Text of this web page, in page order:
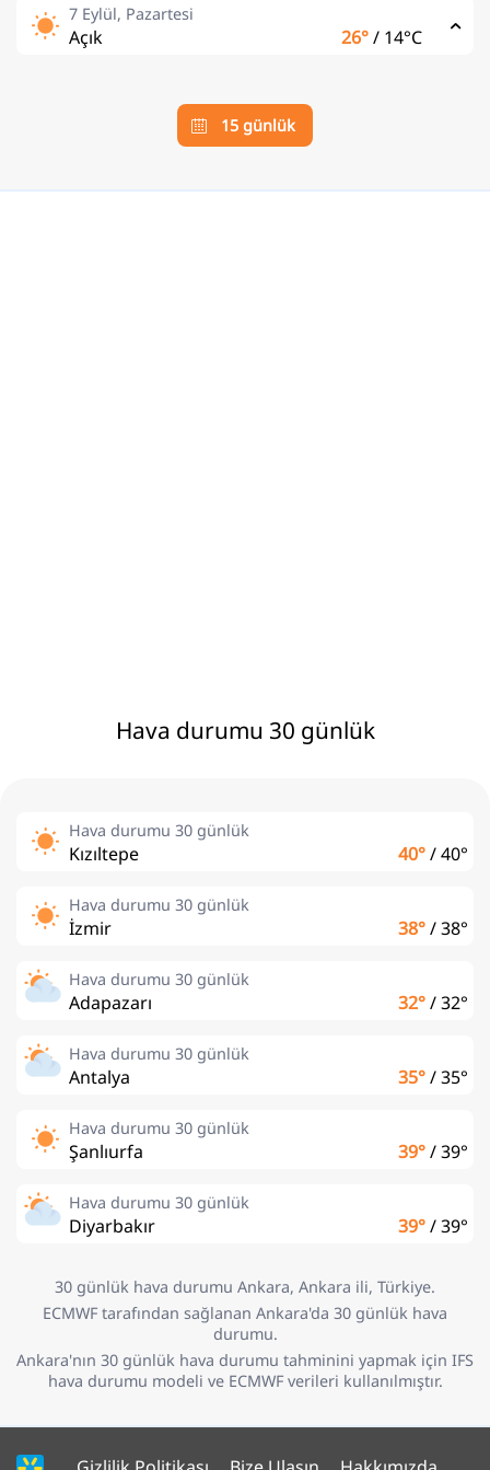
7 Eylül, Pazartesi
Açık 26°/ 14°C
15 günlük
Hava durumu 30 günlük
Hava durumu 30 günlük
Kızıltepe 40°/40°
Hava durumu 30 günlük
İzmir 38°/38°
Hava durumu 30 günlük
Adapazarı 32°/32°
Hava durumu 30 günlük
Antalya 35°/35°
Hava durumu 30 günlük
Şanlıurfa 39°/39°
Hava durumu 30 günlük
Diyarbakır 39°/39°
30 günlük hava durumu Ankara, Ankara ili, Türkiye.
ECMWF tarafından sağlanan Ankara'da 30 günlük hava
durumu.
Ankara'nın 30 günlük hava durumu tahminini yapmak için IFS
hava durumu modeli ve ECMWF verileri kullanılmıştır.